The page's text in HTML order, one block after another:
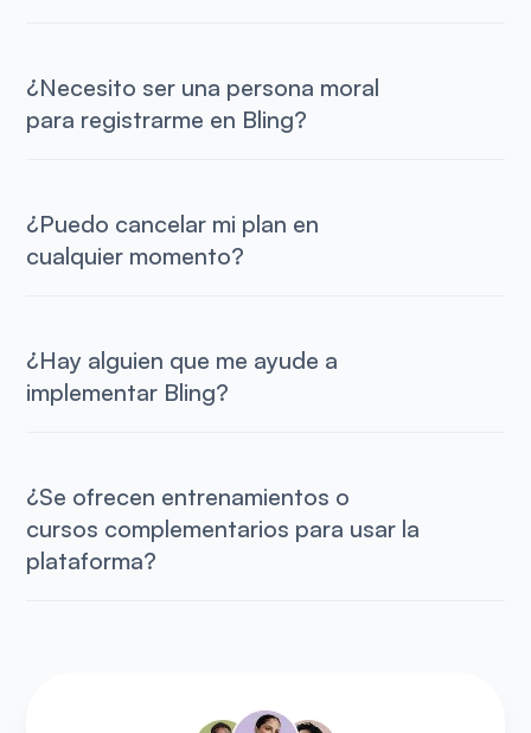
¿Necesito ser una persona moral
para registrarme en Bling?
¿Puedo cancelar mi plan en
cualquier momento?
¿Hay alguien que me ayude a
implementar Bling?
¿Se ofrecen entrenamientos o
cursos complementarios para usar la
plataforma?